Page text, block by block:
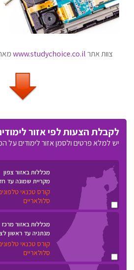
צוות אתרwww.studychoice.co.il
לקבלת הצעות לפי אזור
יש למלא פרטים ולסמן אזור לימודים על
מכללות באזור צפון
מקריית שמונה עד
קורס טכנאי
סלולאריים
מכללות באזור מרכז
מנתניה עד ראשון
קורס טכנאי
סלולאריים